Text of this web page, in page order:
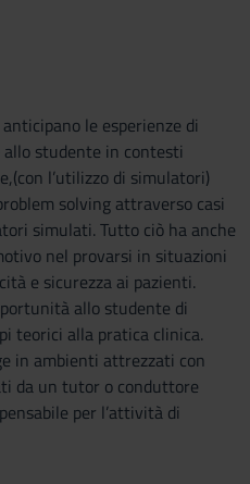
le esperienze di
studente in contesti
l’utilizzo di simulatori)
solving attraverso casi
simulati. Tutto ciò ha anche
nel provarsi in situazioni
e sicurezza ai pazienti.
allo studente di
teorici alla pratica clinica.
in ambienti attrezzati con
da un tutor o conduttore
per l’attività di